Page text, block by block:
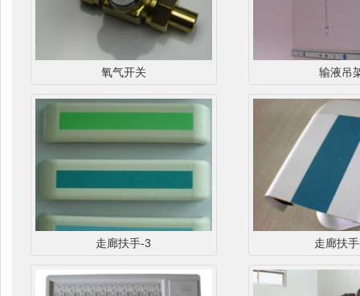
氧气开关 输液吊
走廊扶手-3 走廊扶